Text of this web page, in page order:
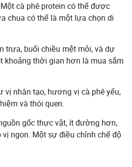
cà phê protein có thể được
chua có thể là một lựa chọn di
trưa, buổi chiều mệt mỏi, và dự
thời gian hơn là mua sắm
vị nhân tạo, hương vị cà phê yếu,
và thói quen.
gốc thực vật, ít đường hơn,
ngon. Một sự điều chỉnh chế độ